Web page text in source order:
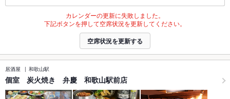
カレンダーの更新に失敗しました。
下記ボタンを押して空席状況を更新してください。
空席状況を更新する
居酒屋 和歌山駅
個室 炭火焼き 弁慶 和歌山駅前店